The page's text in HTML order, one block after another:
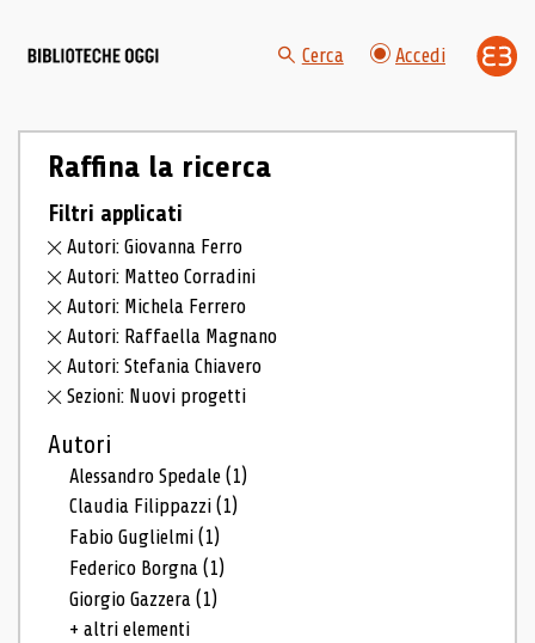
Cerca Accedi
Raffina la ricerca
Filtri applicati
Autori: Giovanna Ferro
Autori: Matteo Corradini
Autori: Michela Ferrero
Autori: Raffaella Magnano
Autori: Stefania Chiavero
Sezioni: Nuovi progetti
Autori
Alessandro Spedale(1)
Claudia Filippazzi(1)
Fabio Guglielmi(1)
Federico Borgna(1)
Giorgio Gazzera(1)
+ altri elementi